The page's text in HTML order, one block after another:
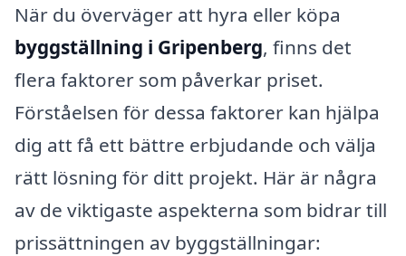
När du överväger att hyra eller köpa
byggställning i Gripenberg, finns det
flera faktorer som påverkar priset.
Förståelsen för dessa faktorer kan hjälpa
dig att få ett bättre erbjudande och välja
rätt lösning för ditt projekt. Här är några
av de viktigaste aspekterna som bidrar till
prissättningen av byggställningar: